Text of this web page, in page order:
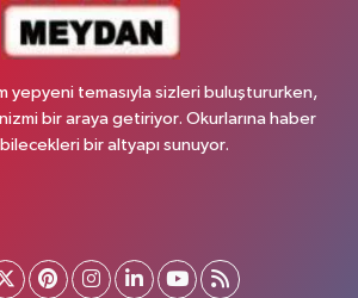
yepyeni temasıyla sizleri buluştururken,
bir araya getiriyor. Okurlarına haber
bir altyapı sunuyor.